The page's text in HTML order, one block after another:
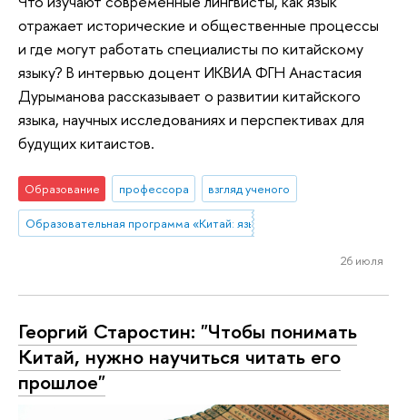
отражает исторические и общественные процессы
и где могут работать специалисты по китайскому
языку? В интервью доцент ИКВИА ФГН Анастасия
Дурыманова рассказывает о развитии китайского
языка, научных исследованиях и перспективах для
будущих китаистов.
Образование профессора взгляд ученого
Образовательная программа «Китай: язык, культура, общество»
26 июля
Георгий Старостин: "Чтобы понимать
Китай, нужно научиться читать его
прошлое"